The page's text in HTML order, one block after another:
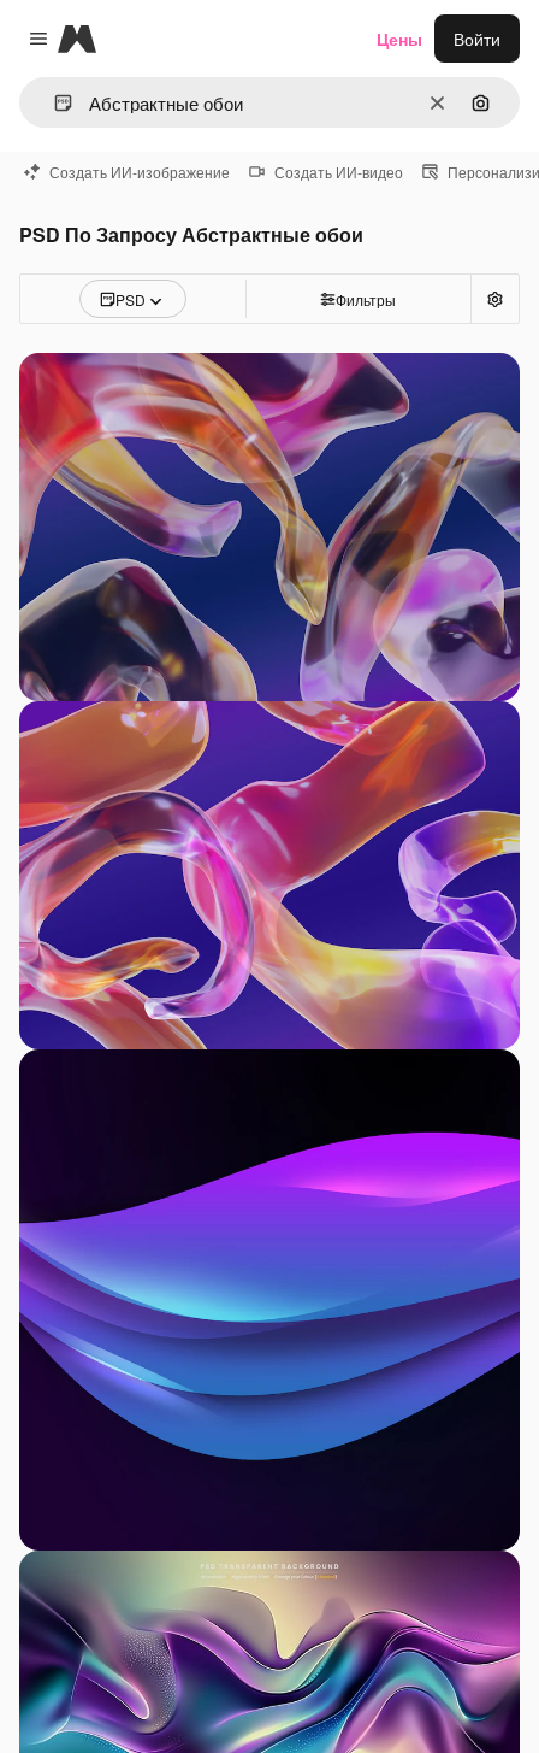
Close menu
Magnific
ОчиститьПоиск
Цены Войти
Создать ИИ-изображение Создать ИИ-видео
PSD По Запросу Абстрактные обои
PSD Фильтры